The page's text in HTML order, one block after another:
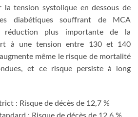
la tension systolique en dessous de
diabétiques souffrant de MCA
réduction plus importante de la
à une tension entre 130 et 140
même le risque de mortalité
et ce risque persiste à long
: Risque de décès de 12,7 %
: Risque de décès de 12,6 %